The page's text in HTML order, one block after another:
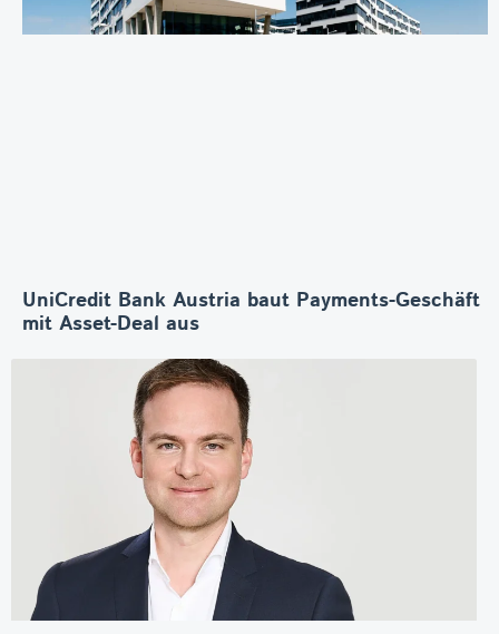
UniCredit Bank Austria baut Payments-Geschäft
mit Asset-Deal aus